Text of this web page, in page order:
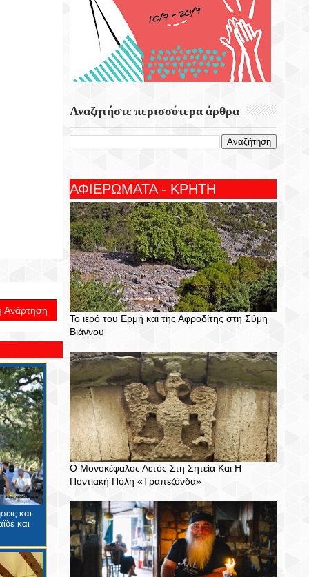
Ανάρτηση
και
και
Αναζητήστε περισσότερα άρθρα
ΑΦΙΕΡΩΜΑΤΑ - ΚΡΗΤΗ
Το ιερό του Ερμή και της Αφροδίτης στη Σύμη
Βιάννου
Ο Μονοκέφαλος Αετός Στη Σητεία Και Η
Ποντιακή Πόλη «Τραπεζόνδα»